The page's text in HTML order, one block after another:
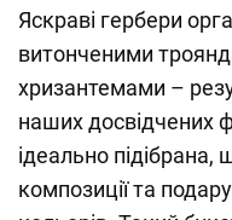
Яскраві гербери
витонченими
хризантемами –
наших досвідчених
ідеально підібрана,
композиції та